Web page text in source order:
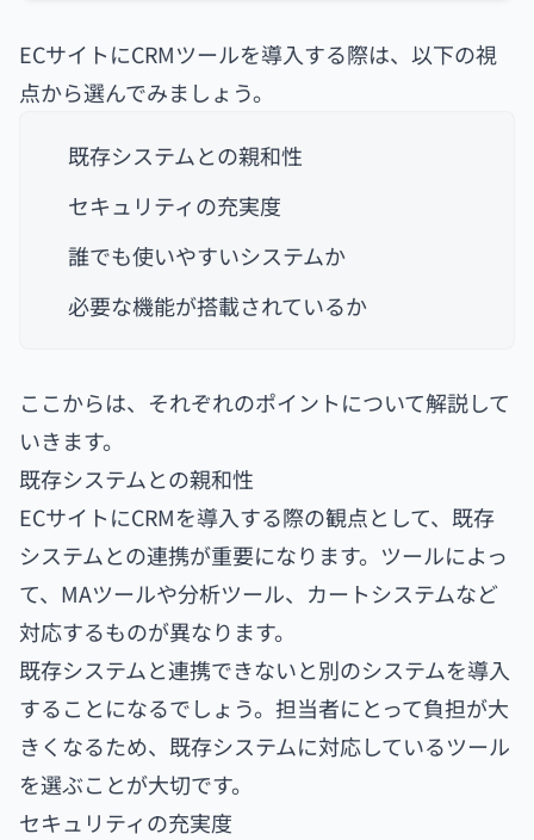
ECサイトにCRMツールを導入する際は、以下の視
点から選んでみましょう。
既存システムとの親和性
セキュリティの充実度
誰でも使いやすいシステムか
必要な機能が搭載されているか
ここからは、それぞれのポイントについて解説して
いきます。
既存システムとの親和性
ECサイトにCRMを導入する際の観点として、既存
システムとの連携が重要になります。ツールによっ
て、MAツールや分析ツール、カートシステムなど
対応するものが異なります。
既存システムと連携できないと別のシステムを導入
することになるでしょう。担当者にとって負担が大
きくなるため、既存システムに対応しているツール
を選ぶことが大切です。
セキュリティの充実度